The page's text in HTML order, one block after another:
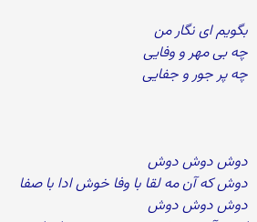
بگویم ای نگار من
چه بی مهر و وفایی
چه پر جور و جفایی
دوش دوش دوش
دوش که آن مه لقا با وفا خوش ادا با صفا
دوش دوش دوش